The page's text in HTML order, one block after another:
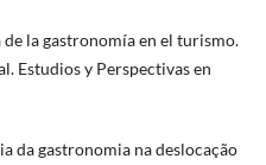
la gastronomía en el turismo.
Estudios y Perspectivas en
da gastronomia na deslocação